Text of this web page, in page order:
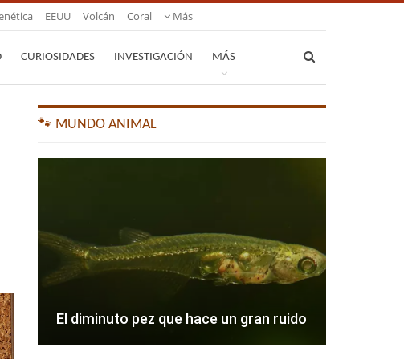
EEUU Volcán Coral Más
CURIOSIDADES INVESTIGACIÓN MÁS
🐾 MUNDO ANIMAL
El diminuto pez que hace un gran ruido